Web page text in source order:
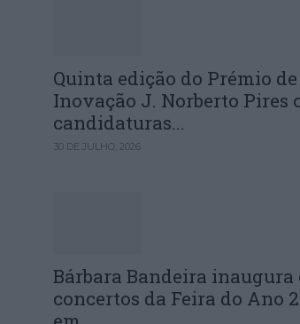
Quinta edição do Prémio de
Inovação J. Norberto Pires
candidaturas...
30 DE JULHO, 2026
Bárbara Bandeira inaugura
concertos da Feira do Ano